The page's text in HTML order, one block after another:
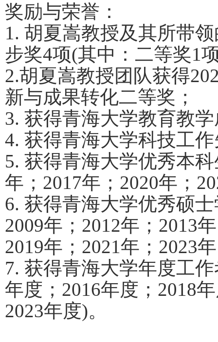
奖励与荣誉：
1. 胡夏嵩教授及其所带
步奖4项(其中：二等奖1
2.胡夏嵩教授团队获得
新与成果转化二等奖；
3. 获得青海大学教育教
4. 获得青海大学科技工
5. 获得青海大学优秀本
年； 2017年； 2020年；
6. 获得青海大学优秀硕
2009年； 2012年； 2013
2019年； 2021年； 2023
7. 获得青海大学年度工
年度； 2016年度； 2018
2023年度)。